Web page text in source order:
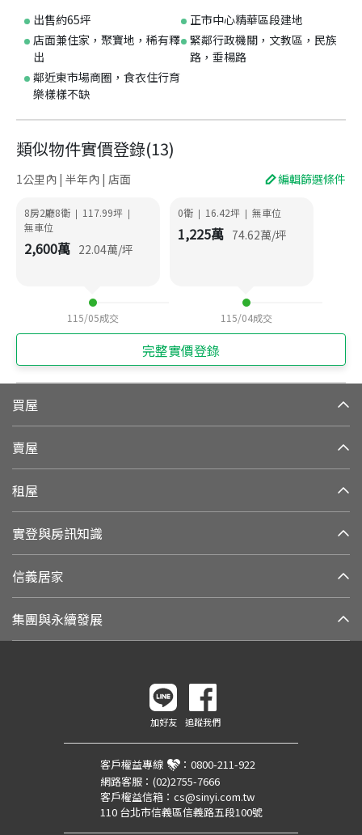
出售約65坪
正市中心精華區段建地
店面兼住家，聚寶地，稀有釋
出
緊鄰行政機關，文教區，民族
路，垂楊路
鄰近東市場商圈，食衣住行育
樂樣樣不缺
類似物件實價登錄(13)
1公里內 | 半年內 | 店面 編輯篩選條件
8房2廳8衛 | 117.99坪 |
無車位
2,600萬 22.04萬/坪
115/05成交
0衛 | 16.42坪 | 無車位
1,225萬 74.62萬/坪
115/04成交
完整實價登錄
買屋
賣屋
租屋
實登與房訊知識
信義居家
集團與永續發展
加好友 追蹤我們
客戶權益專線 ： 0800-211-922
網路客服： (02)2755-7666
客戶權益信箱： cs@sinyi.com.tw
110 台北市信義區信義路五段100號